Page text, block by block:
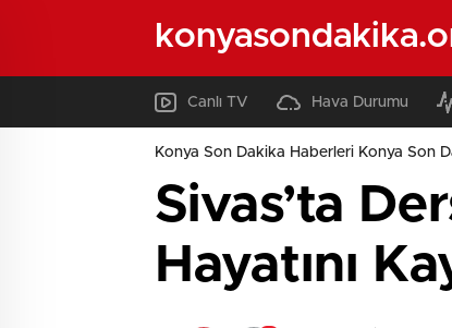
Canlı TV Hava Durumu
Konya Son Dakika Haberleri Konya Son
Sivas’ta
Hayatını